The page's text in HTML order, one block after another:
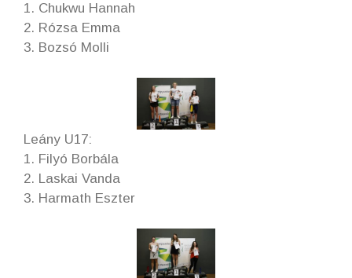
1. Chukwu Hannah
2. Rózsa Emma
3. Bozsó Molli
Leány U17:
1. Filyó Borbála
2. Laskai Vanda
3. Harmath Eszter